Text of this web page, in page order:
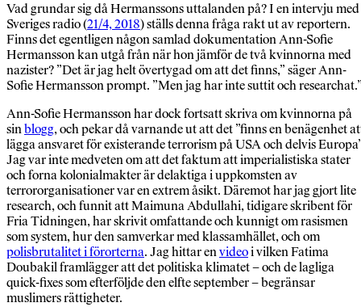
Vad grundar sig då Hermanssons uttalanden på? I en intervju med
Sveriges radio (21/4, 2018) ställs denna fråga rakt ut av reportern.
Finns det egentligen någon samlad dokumentation Ann-Sofie
Hermansson kan utgå från när hon jämför de två kvinnorna med
nazister? ”Det är jag helt övertygad om att det finns,” säger Ann-
Sofie Hermansson prompt. ”Men jag har inte suttit och
Ann-Sofie Hermansson har dock fortsatt skriva om kvinnorna på
sinblogg, och pekar då varnande ut att det ”finns en benägenhet
lägga ansvaret för existerande terrorism på USA och delvis
Jag var inte medveten om att det faktum att imperialistiska stater
och forna kolonialmakter är delaktiga i uppkomsten av
terrororganisationer var en extrem åsikt. Däremot har jag gjort lite
research, och funnit att Maimuna Abdullahi, tidigare skribent för
Fria Tidningen, har skrivit omfattande och kunnigt om rasismen
som system, hur den samverkar med klassamhället, och om
polisbrutalitet i förorterna. Jag hittar envideoi vilken Fatima
Doubakil framlägger att det politiska klimatet – och de lagliga
quick-fixes som efterföljde den elfte september – begränsar
muslimers rättigheter.